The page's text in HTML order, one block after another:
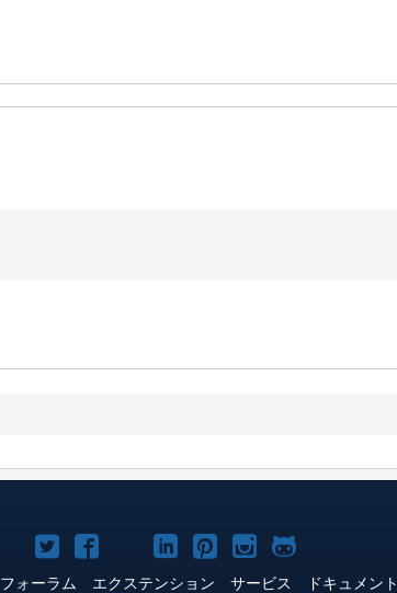
Joomla!
Twitter
Joomla!
Facebook
Joomla!
YouTube
Joomla!
LinkedIn
Joomla!
Pinterest
Joomla!
Instagram
Joomla!
GitHub
フォーラム エクステンション サービス ドキュメント